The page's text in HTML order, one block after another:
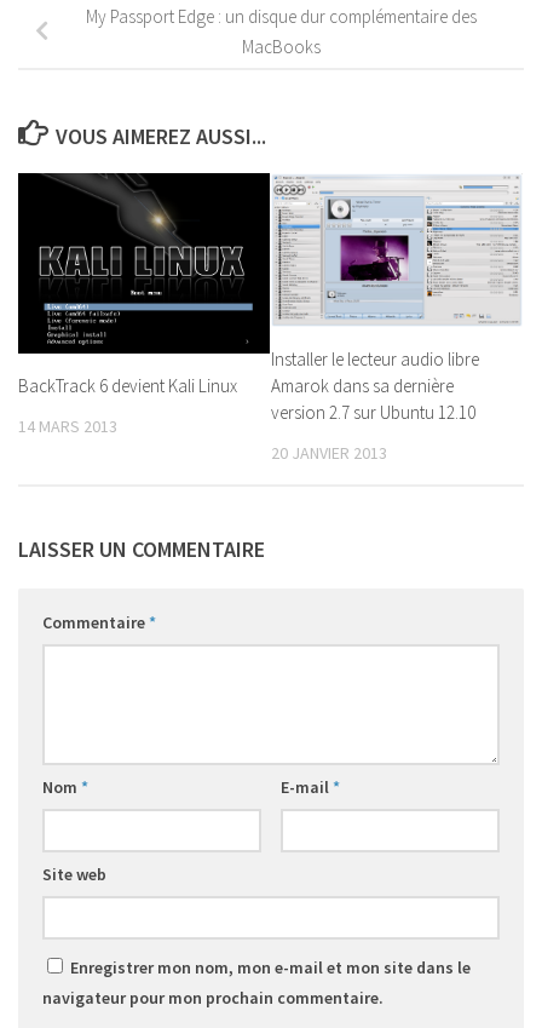
My Passport Edge : un disque dur complémentaire des
MacBooks
VOUS AIMEREZ AUSSI...
BackTrack 6 devient Kali Linux
14 MARS 2013
Installer le lecteur audio libre
Amarok dans sa dernière
version 2.7 sur Ubuntu 12.10
20 JANVIER 2013
LAISSER UN COMMENTAIRE
Commentaire*
Nom * E-mail*
Site web
Enregistrer mon nom, mon e-mail et mon site dans le
navigateur pour mon prochain commentaire.